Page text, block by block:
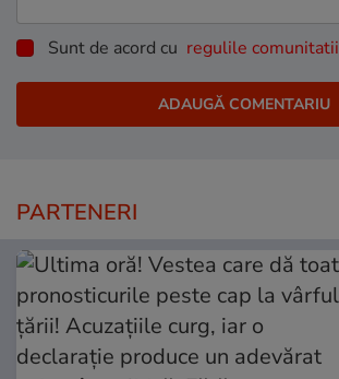
Sunt de acord cu regulile comunitatii
PARTENERI